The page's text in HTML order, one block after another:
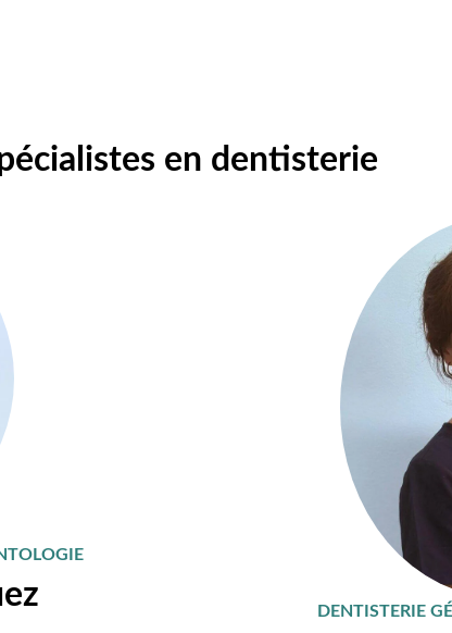
en dentisterie
DENTISTERIE